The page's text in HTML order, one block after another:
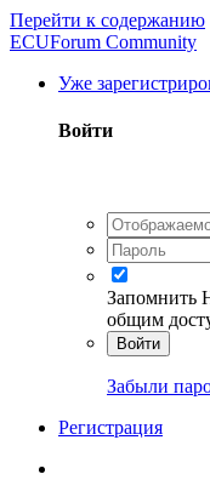
Перейти к содержанию
ECUForum Community
Уже
Войти
Запомнить
общим
Войти
Забыли
Регистрация